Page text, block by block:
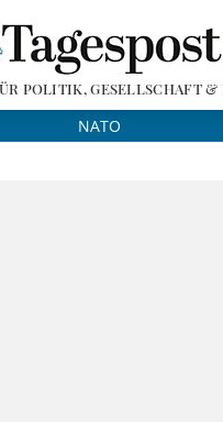
POLITIK, GESELLSCHAFT &
NATO